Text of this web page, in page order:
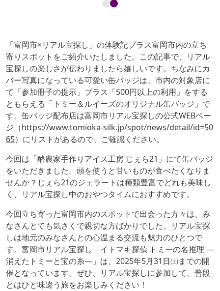
「富岡市×リアル宝探し」の体験記プラス富岡市内の立ち
寄りスポットをご紹介いたしました。この記事で、リアル
宝探しの楽しさが伝わりましたら嬉しいです。ちなみにカ
バー写真になっている可愛い缶バッジは、市内の対象店に
て「参加冊子の提示」プラス「500円以上の利用」をする
ともらえる「トミー＆ルイーズのオリジナル缶バッジ」で
す。缶バッジ配布店は富岡市リアル宝探しの公式WEBペー
ジ（https://www.tomioka-silk.jp/spot/news/detail/id=50
65）にリストがあるので、ご確認ください。
今回は「酪農家手作りアイス工房 じぇら21」にて缶バッジ
をいただきました。頭を使うと甘いものが食べたくなりま
せんか？じぇら21のジェラートは種類豊富でどれも美味し
く、リアル宝探し中のおやつタイムにおすすめです。
今回立ち寄った富岡市内のスポットで出会った方々は、み
なさんとても気さくで親切な方ばかりでした。リアル宝探
しは地元のみなさんとの心温まる交流も魅力のひとつで
す。富岡市リアル宝探し「イトマキ探偵 トミーの名推理 ―
消えたトミーと宝の糸―」は、2025年5月31日㈯までの開
催となっています。ぜひ、リアル宝探しに参加して、普段
とはひと味違う旅をお楽しみください！